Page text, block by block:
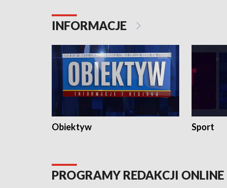
INFORMACJE
Obiektyw Sport
PROGRAMY REDAKCJI ONLINE